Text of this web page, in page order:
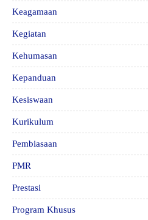
Keagamaan
Kegiatan
Kehumasan
Kepanduan
Kesiswaan
Kurikulum
Pembiasaan
PMR
Prestasi
Program Khusus